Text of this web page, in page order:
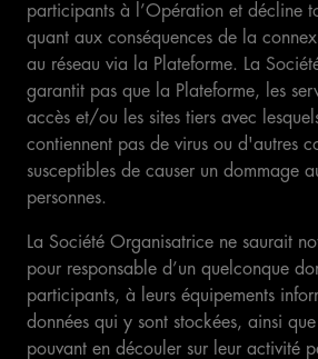
participants à l’Opération et décline
quant aux conséquences de la
au réseau via la Plateforme. La
garantit pas que la Plateforme, les
accès et/ou les sites tiers avec
contiennent pas de virus ou d'autres
susceptibles de causer un dommage
personnes.
La Société Organisatrice ne saurait
pour responsable d’un quelconque
participants, à leurs équipements
données qui y sont stockées, ainsi
pouvant en découler sur leur activité